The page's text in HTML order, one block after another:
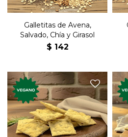
Galletitas de Avena,
Salvado, Chía y Girasol
$ 142
Galletas premium, veganas,
con masa madre. Nuevos
sabores, elaboradas
artesanalmente.